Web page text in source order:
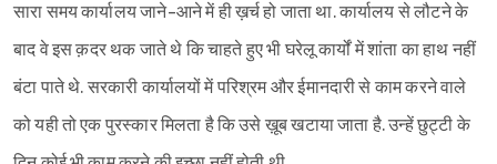
सारा समय कार्यालय जाने-आने में ही ख़र्च हो जाता था. कार्यालय से लौटने के
बाद वे इस क़दर थक जाते थे कि चाहते हुए भी घरेलू कार्यों में शांता का हाथ नहीं
बंटा पाते थे. सरकारी कार्यालयों में परिश्रम और ईमानदारी से काम करने वाले
को यही तो एक पुरस्कार मिलता है कि उसे ख़ूब खटाया जाता है. उन्हें छु‌ट्टी के